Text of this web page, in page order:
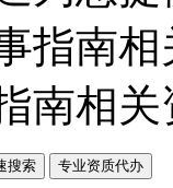
指南
南相关